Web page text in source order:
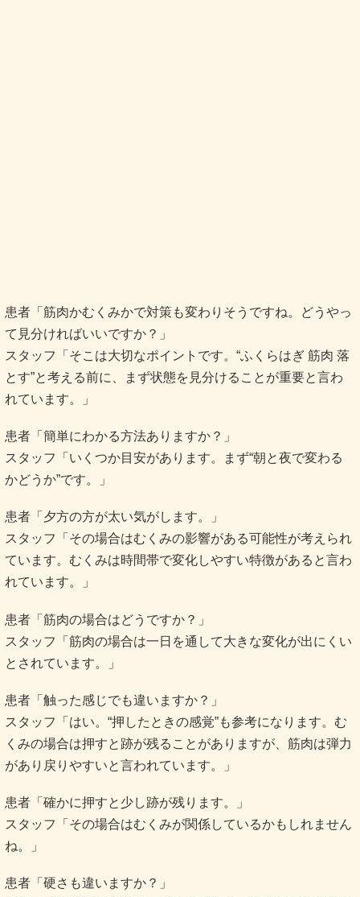
患者「筋肉かむくみかで対策も変わりそうですね。どうやっ
て見分ければいいですか？」
スタッフ「そこは大切なポイントです。“ふくらはぎ 筋肉 落
とす”と考える前に、まず状態を見分けることが重要と言わ
れています。」
患者「簡単にわかる方法ありますか？」
スタッフ「いくつか目安があります。まず“朝と夜で変わる
かどうか”です。」
患者「夕方の方が太い気がします。」
スタッフ「その場合はむくみの影響がある可能性が考えられ
ています。むくみは時間帯で変化しやすい特徴があると言わ
れています。」
患者「筋肉の場合はどうですか？」
スタッフ「筋肉の場合は一日を通して大きな変化が出にくい
とされています。」
患者「触った感じでも違いますか？」
スタッフ「はい。“押したときの感覚”も参考になります。む
くみの場合は押すと跡が残ることがありますが、筋肉は弾力
があり戻りやすいと言われています。」
患者「確かに押すと少し跡が残ります。」
スタッフ「その場合はむくみが関係しているかもしれません
ね。」
患者「硬さも違いますか？」